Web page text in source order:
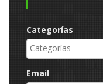
Categorías
Email